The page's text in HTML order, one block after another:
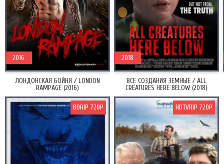
ЛОНДОНСКАЯ БОЙНЯ / LONDON
RAMPAGE (2016)
2016
ВСЕ СОЗДАНИЯ ЗЕМНЫЕ / ALL
CREATURES HERE BELOW (2018)
2018
BDRIP 720P HDTVRIP 720P